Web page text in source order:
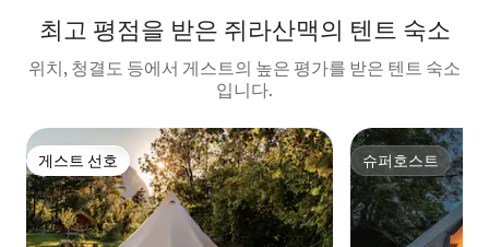
최고 평점을 받은 쥐라산맥의 텐트 숙소
위치, 청결도 등에서 게스트의 높은 평가를 받은 텐트 숙소
입니다.
게스트 선호
게스트 선호 슈퍼호스트
슈퍼호스트